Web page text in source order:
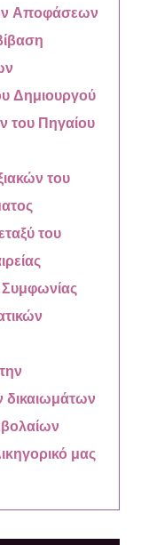
Αποφάσεων
Δημιουργού
του Πηγαίου
του
του
μας